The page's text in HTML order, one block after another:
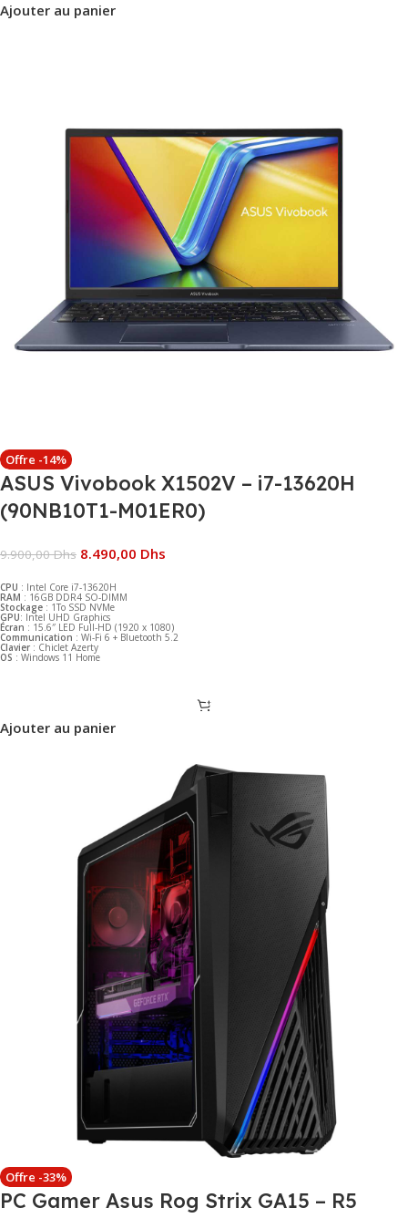
Ajouter au panier
Offre -14%
ASUS Vivobook X1502V – i7-13620H
(90NB10T1-M01ER0)
9.900,00Dhs 8.490,00 Dhs
CPU : Intel Core i7-13620H
RAM : 16GB DDR4 SO-DIMM
Stockage : 1To SSD NVMe
GPU: Intel UHD Graphics
Écran : 15.6″ LED Full-HD (1920 x 1080)
Communication : Wi-Fi 6 + Bluetooth 5.2
Clavier : Chiclet Azerty
OS : Windows 11 Home
Ajouter au panier
Offre -33%
PC Gamer Asus Rog Strix GA15 – R5